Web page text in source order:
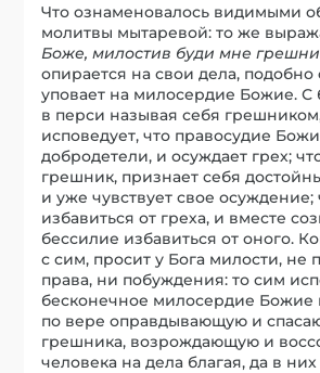
Что ознаменовалось видимыми
молитвы мытаревой: то же
Боже, милостив буди мне
опирается на свои дела,
уповает на милосердие Божие. С
в перси называя себя
исповедует, что правосудие
добродетели, и осуждает грех;
грешник, признает себя
и уже чувствует свое осуждение;
избавиться от греха, и вместе
бессилие избавиться от оного.
с сим, просит у Бога милости, не
права, ни побуждения: то сим
бесконечное милосердие Божие
по вере оправдывающую и
грешника, возрождающую и
человека на дела благая, да в них